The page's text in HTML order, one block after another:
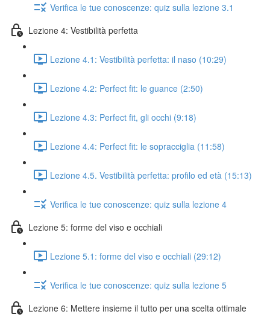
Verifica le tue conoscenze: quiz sulla lezione 3.1
Lezione 4: Vestibilità perfetta
Lezione 4.1: Vestibilità perfetta: il naso (10:29)
Lezione 4.2: Perfect fit: le guance (2:50)
Lezione 4.3: Perfect fit, gli occhi (9:18)
Lezione 4.4: Perfect fit: le sopracciglia (11:58)
Lezione 4.5. Vestibilità perfetta: profilo ed età (15:13)
Verifica le tue conoscenze: quiz sulla lezione 4
Lezione 5: forme del viso e occhiali
Lezione 5.1: forme del viso e occhiali (29:12)
Verifica le tue conoscenze: quiz sulla lezione 5
Lezione 6: Mettere insieme il tutto per una scelta ottimale